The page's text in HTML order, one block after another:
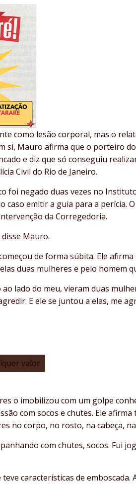
como lesão corporal, mas o
si, Mauro afirma que o porteiro
e diz que só conseguiu
Civil do Rio de Janeiro.
foi negado duas vezes no
caso emitir a guia para a perícia.
da Corregedoria.
Mauro.
de forma súbita. Ele
duas mulheres e pelo homem
ao lado do meu, vieram duas
E ele se juntou a elas, me
valor
o imobilizou com um golpe
com socos e chutes. Ele
no corpo, no rosto, na cabeça,
com chutes, socos. Fui
características de emboscada.